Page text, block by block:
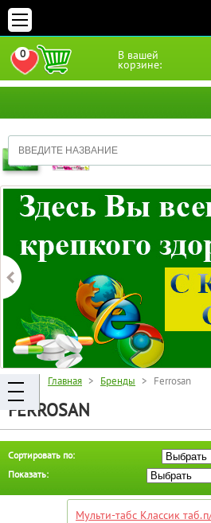
В вашей
корзине:
0
ПЕРЕЙТИ В ИЗБРАННОЕ
Главная > Бренды > Ferrosan
FERROSAN
Сортировать по:
Показать:
Мульти-табс Классик